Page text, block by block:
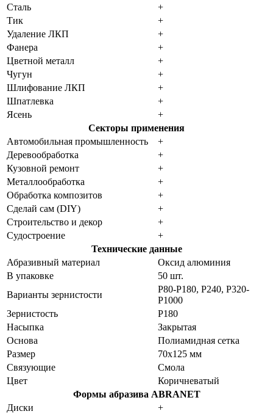
Сталь
+
Тик
+
Удаление ЛКП
+
Фанера
+
Цветной металл
+
Чугун
+
Шлифование ЛКП
+
Шпатлевка
+
Ясень
+
Секторы применения
Автомобильная промышленность
+
Деревообработка
+
Кузовной ремонт
+
Металлообработка
+
Обработка композитов
+
Сделай сам (DIY)
+
Строительство и декор
+
Судостроение
+
Технические данные
Абразивный материал
Оксид алюминия
В упаковке
50 шт.
Варианты зернистости
P80-P180, P240, P320-
P1000
Зернистость
P180
Насыпка
Закрытая
Основа
Полиамидная сетка
Размер
70x125 мм
Связующие
Смола
Цвет
Коричневатый
Формы абразива ABRANET
Диски
+